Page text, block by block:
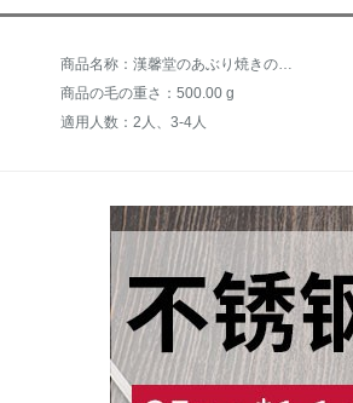
商品名称：漢馨堂のあぶり焼きの串の100本は延長して厚い偏平に署名してスティンの鋼の家庭用の屋外のバーベキューの針のヒツジの肉の串焼きのろうのあぶり焼きの道具の部品をプラスして図の色の100本のようです
商品の毛の重さ：500.00 g
適用人数：2人、3-4人